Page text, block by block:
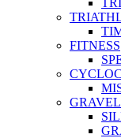
FITNESS
GRAVEL